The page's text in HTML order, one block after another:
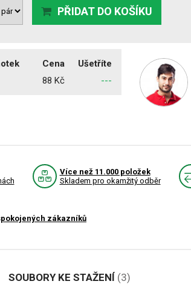
PŘIDAT DO KOŠÍKU
Cena
Ušetříte
88 Kč ---
Více než 11.000 položek
Skladem pro okamžitý odběr
zákazníků
SOUBORY KE STAŽENÍ (3)